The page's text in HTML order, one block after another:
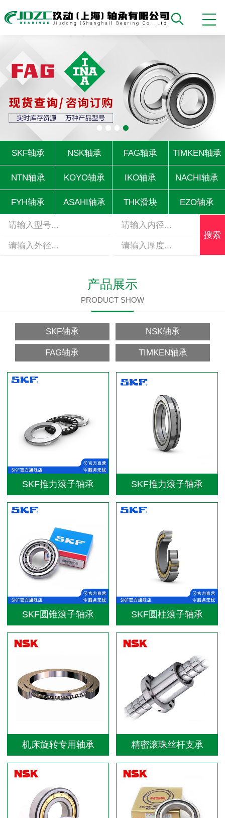
SKF轴承 NSK轴承 FAG轴承 TIMKEN轴承
NTN轴承 KOYO轴承 IKO轴承 NACHI轴承
FYH轴承 ASAHI轴承 THK滑块 EZO轴承
搜索
产品展示
PRODUCT SHOW
SKF轴承 NSK轴承
FAG轴承 TIMKEN轴承
SKF推力滚子轴承 SKF推力滚子轴承
SKF圆锥滚子轴承 SKF圆柱滚子轴承
机床旋转专用轴承 精密滚珠丝杆支承